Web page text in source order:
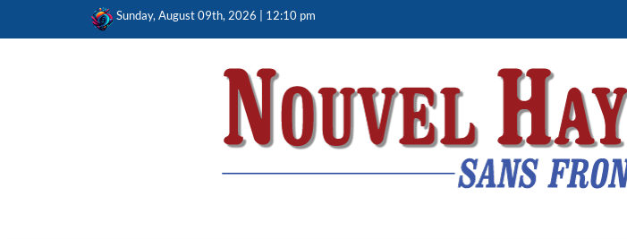
Sunday, August 09th, 2026 | 12:10 pm